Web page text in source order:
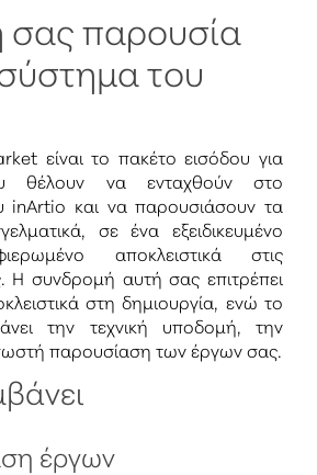
σας παρουσία
του
είναι το πακέτο εισόδου για
θέλουν να ενταχθούν στο
inArtio και να παρουσιάσουν τα
σε ένα εξειδικευμένο
αποκλειστικά στις
Η συνδρομή αυτή σας επιτρέπει
στη δημιουργία, ενώ το
την τεχνική υποδομή, την
παρουσίαση των έργων σας.
έργων